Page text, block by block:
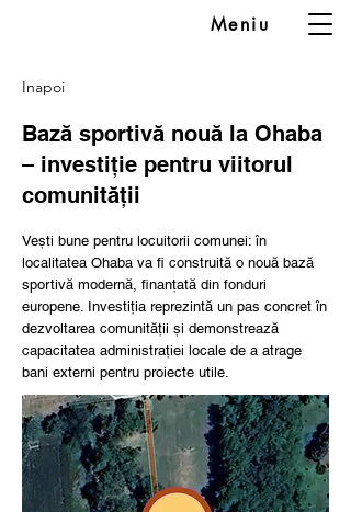
Meniu
Inapoi
Bază sportivă nouă la Ohaba
– investiție pentru viitorul
comunității
Vești bune pentru locuitorii comunei: în
localitatea Ohaba va fi construită o nouă bază
sportivă modernă, finanțată din fonduri
europene. Investiția reprezintă un pas concret în
dezvoltarea comunității și demonstrează
capacitatea administrației locale de a atrage
bani externi pentru proiecte utile.